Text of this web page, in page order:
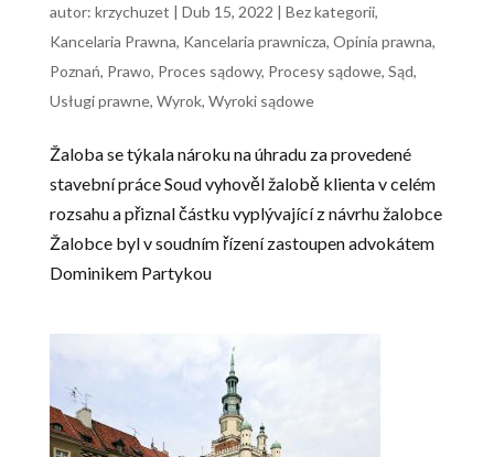
autor: krzychuzet | Dub 15, 2022 | Bez kategorii,
Kancelaria Prawna, Kancelaria prawnicza, Opinia prawna,
Poznań, Prawo, Proces sądowy, Procesy sądowe, Sąd,
Usługi prawne, Wyrok, Wyroki sądowe
Žaloba se týkala nároku na úhradu za provedené
stavební práce Soud vyhověl žalobě klienta v celém
rozsahu a přiznal částku vyplývající z návrhu žalobce
Žalobce byl v soudním řízení zastoupen advokátem
Dominikem Partykou